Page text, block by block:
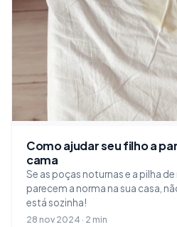
Como ajudar seu filho a
cama
Se as poças noturnas e a pilha
parecem a norma na sua casa,
está sozinha!
28 nov 2024 · 2 min